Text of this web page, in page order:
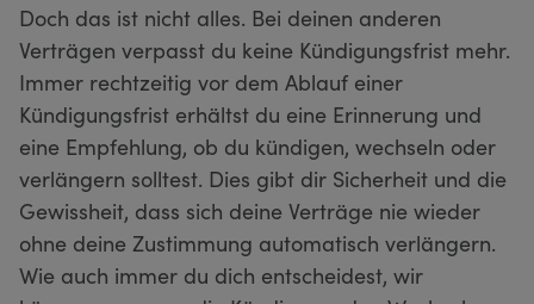
Doch das ist nicht alles. Bei deinen anderen
Verträgen verpasst du keine Kündigungsfrist mehr.
Immer rechtzeitig vor dem Ablauf einer
Kündigungsfrist erhältst du eine Erinnerung und
eine Empfehlung, ob du kündigen, wechseln oder
verlängern solltest. Dies gibt dir Sicherheit und die
Gewissheit, dass sich deine Verträge nie wieder
ohne deine Zustimmung automatisch verlängern.
Wie auch immer du dich entscheidest, wir